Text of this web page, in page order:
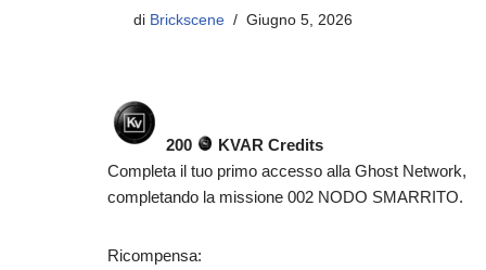
di Brickscene Giugno 5, 2026
200
KVAR Credits
Completa il tuo primo accesso alla Ghost Network,
completando la missione 002 NODO SMARRITO.
Ricompensa: